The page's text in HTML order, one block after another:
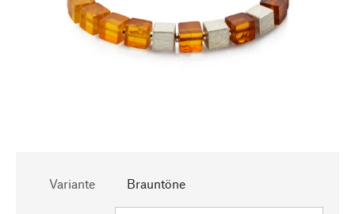
Variante Brauntöne